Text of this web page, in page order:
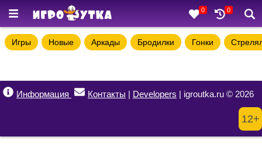
0 0
Игры Новые Аркады Бродилки Гонки
Информация Контакты | Developers | igroutka.ru © 2026
12+